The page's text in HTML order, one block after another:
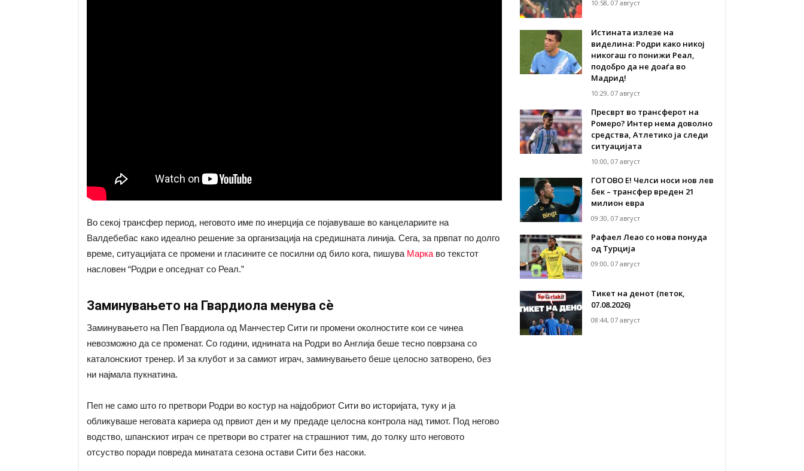
Во секој трансфер период, неговото име по инерција се појавуваше во канцелариите на
Валдебебас како идеално решение за организација на средишната линија. Сега, за првпат по долго
време, ситуацијата се промени и гласините се посилни од било кога, пишува Маркаво текстот
насловен “Родри е опседнат со Реал.”
Заминувањето на Гвардиола менува сè
Заминувањето на Пеп Гвардиола од Манчестер Сити ги промени околностите кои се чинеа
невозможно да се променат. Со години, иднината на Родри во Англија беше тесно поврзана со
каталонскиот тренер. И за клубот и за самиот играч, заминувањето беше целосно затворено, без
ни најмала пукнатина.
Пеп не само што го претвори Родри во костур на најдобриот Сити во историјата, туку и ја
обликуваше неговата кариера од првиот ден и му предаде целосна контрола над тимот. Под негово
водство, шпанскиот играч се претвори во стратег на страшниот тим, до толку што неговото
отсуство поради повреда минатата сезона остави Сити без насоки.
10:58, 07 август
Истината излезе на
виделина: Родри како никој
никогаш го понижи Реал,
подобро да не доаѓа во
Мадрид!
10:29, 07 август
Пресврт во трансферот на
Ромеро? Интер нема доволно
средства, Атлетико ја следи
ситуацијата
10:00, 07 август
ГОТОВО Е! Челси носи нов лев
бек – трансфер вреден 21
милион евра
09:30, 07 август
Рафаел Леао со нова понуда
од Турција
09:00, 07 август
Тикет на денот (петок,
07.08.2026)
08:44, 07 август